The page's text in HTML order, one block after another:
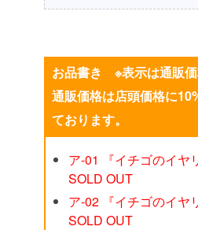
お品書き ※表示は通販価
通販価格は店頭価格に
ております。
ア‐01 『イチゴのイヤ
SOLD OUT
ア‐02 『イチゴのイヤ
SOLD OUT